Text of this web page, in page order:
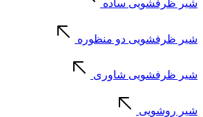
شیر ظرفشویی ساده
شیر ظرفشویی دو منظوره
شیر ظرفشویی شاوری
شیر روشویی